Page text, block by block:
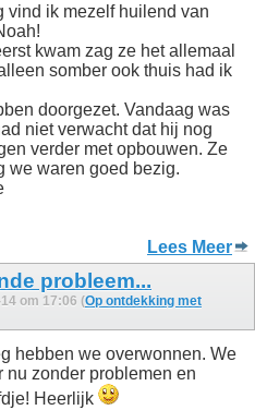
vind ik mezelf huilend van
kwam zag ze het allemaal
somber ook thuis had ik
doorgezet. Vandaag was
niet verwacht dat hij nog
verder met opbouwen. Ze
we waren goed bezig.
Lees Meer
probleem...
om 17:06 (Op ontdekking met
hebben we overwonnen. We
nu zonder problemen en
Heerlijk